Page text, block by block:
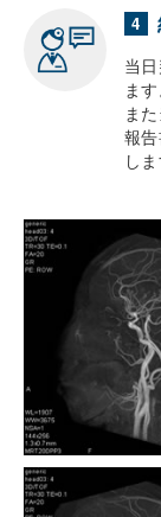
4
当
ます
ま
報
しま